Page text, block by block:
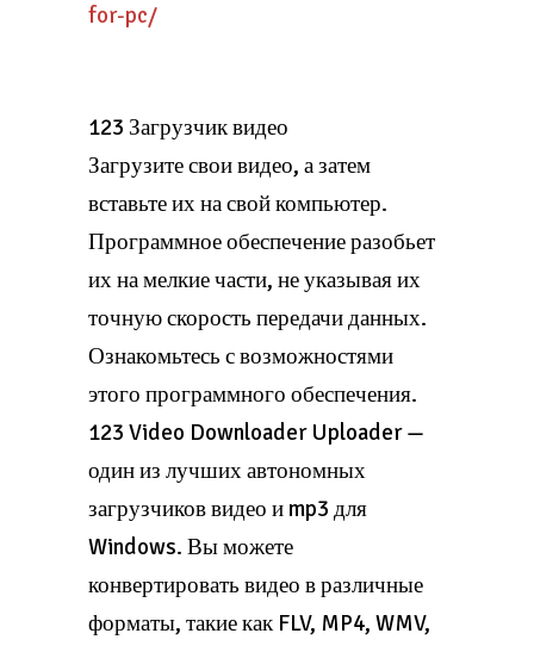
for-pc/
123 Загрузчик видео
Загрузите свои видео, а затем
вставьте их на свой компьютер.
Программное обеспечение разобьет
их на мелкие части, не указывая их
точную скорость передачи данных.
Ознакомьтесь с возможностями
этого программного обеспечения.
123 Video Downloader Uploader —
один из лучших автономных
загрузчиков видео и mp3 для
Windows. Вы можете
конвертировать видео в различные
форматы, такие как FLV, MP4, WMV,